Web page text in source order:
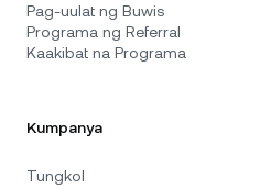
Pag-uulat ng Buwis
Programa ng Referral
Kaakibat na Programa
Kumpanya
Tungkol